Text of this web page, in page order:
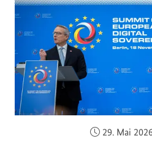
29. Mai